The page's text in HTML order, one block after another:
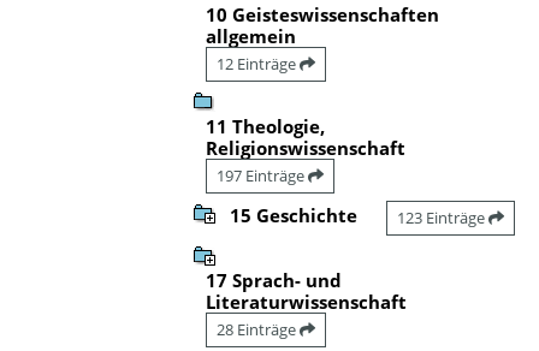
10 Geisteswissenschaften
allgemein
12 Einträge
11 Theologie,
Religionswissenschaft
197 Einträge
15 Geschichte 123 Einträge
17 Sprach- und
Literaturwissenschaft
28 Einträge